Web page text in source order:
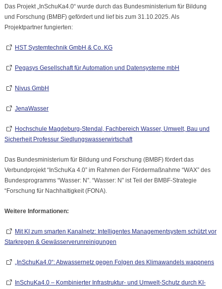
Das Projekt „InSchuKa4.0“ wurde durch das Bundesministerium für Bildung
und Forschung (BMBF) gefördert und lief bis zum 31.10.2025. Als
Projektpartner fungierten:
HST Systemtechnik GmbH & Co. KG
Pegasys Gesellschaft für Automation und Datensysteme mbH
Nivus GmbH
JenaWasser
Hochschule Magdeburg-Stendal, Fachbereich Wasser, Umwelt, Bau und
Sicherheit Professur Siedlungswasserwirtschaft
Das Bundesministerium für Bildung und Forschung (BMBF) fördert das
Verbundprojekt “InSchuKa 4.0” im Rahmen der Fördermaßnahme “WAX” des
Bundesprogramms “Wasser: N”. “Wasser: N” ist Teil der BMBF-Strategie
“Forschung für Nachhaltigkeit (FONA).
Weitere Informationen:
Mit KI zum smarten Kanalnetz: Intelligentes Managementsystem schützt vor
Starkregen & Gewässerverunreinigungen
„InSchuKa4.0“: Abwassernetz gegen Folgen des Klimawandels wappnens
InSchuKa4.0 – Kombinierter Infrastruktur- und Umwelt-Schutz durch KI-